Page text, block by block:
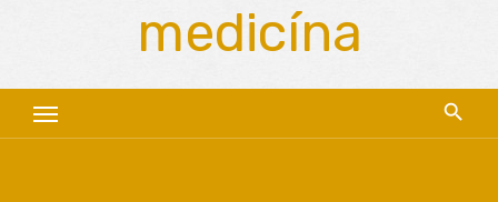
medicína